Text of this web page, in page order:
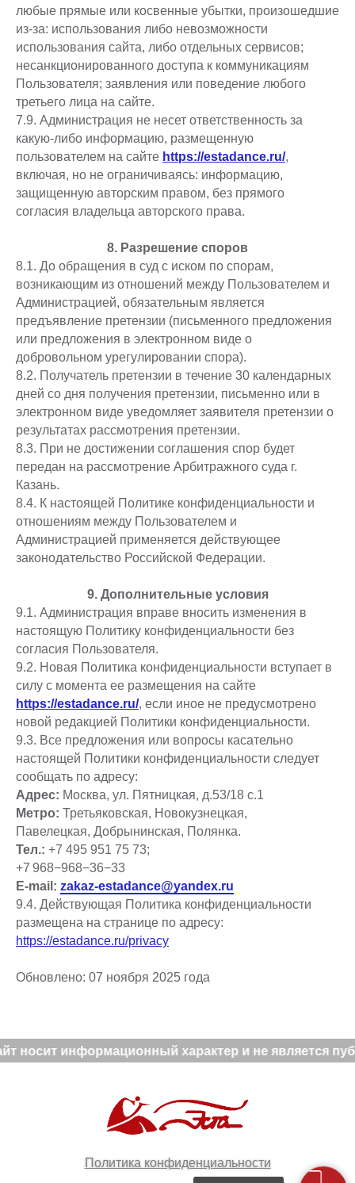
любые прямые или косвенные убытки, произошедшие
из-за: использования либо невозможности
использования сайта, либо отдельных сервисов;
несанкционированного доступа к коммуникациям
Пользователя; заявления или поведение любого
третьего лица на сайте.
7.9. Администрация не несет ответственность за
какую-либо информацию, размещенную
пользователем на сайте https://estadance.ru/,
включая, но не ограничиваясь: информацию,
защищенную авторским правом, без прямого
согласия владельца авторского права.
8. Разрешение споров
8.1. До обращения в суд с иском по спорам,
возникающим из отношений между Пользователем и
Администрацией, обязательным является
предъявление претензии (письменного предложения
или предложения в электронном виде о
добровольном урегулировании спора).
8.2. Получатель претензии в течение 30 календарных
дней со дня получения претензии, письменно или в
электронном виде уведомляет заявителя претензии о
результатах рассмотрения претензии.
8.3. При не достижении соглашения спор будет
передан на рассмотрение Арбитражного суда г.
Казань.
8.4. К настоящей Политике конфиденциальности и
отношениям между Пользователем и
Администрацией применяется действующее
законодательство Российской Федерации.
9. Дополнительные условия
9.1. Администрация вправе вносить изменения в
настоящую Политику конфиденциальности без
согласия Пользователя.
9.2. Новая Политика конфиденциальности вступает в
силу с момента ее размещения на сайте
https://estadance.ru/, если иное не предусмотрено
новой редакцией Политики конфиденциальности.
9.3. Все предложения или вопросы касательно
настоящей Политики конфиденциальности следует
сообщать по адресу:
Адрес: Москва, ул. Пятницкая, д.53/18 с.1
Метро: Третьяковская, Новокузнецкая,
Павелецкая, Добрынинская, Полянка.
Тел.: +7 495 951 75 73;
+7 968−968−36−33
E-mail: zakaz-estadance@yandex.ru
9.4. Действующая Политика конфиденциальности
размещена на странице по адресу:
https://estadance.ru/privacy
Обновлено: 07 ноября 2025 года
носит информационный характер и не является
Политика конфиденциальности